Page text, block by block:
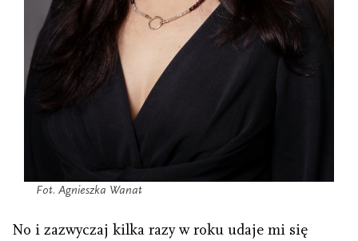
Fot. Agnieszka Wanat
No i zazwyczaj kilka razy w roku udaje mi się